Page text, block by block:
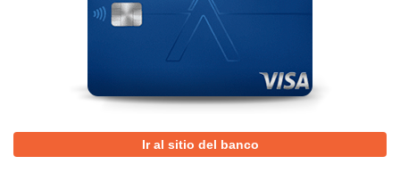
Ir al sitio del banco